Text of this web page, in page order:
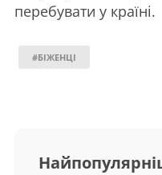
перебувати у країні.
#БІЖЕНЦІ